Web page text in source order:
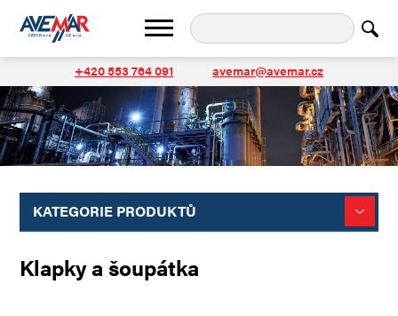
+420 553 764 091 avemar@avemar.cz
KATEGORIE PRODUKTŮ
Klapky a šoupátka